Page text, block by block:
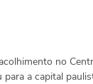
no
a capital